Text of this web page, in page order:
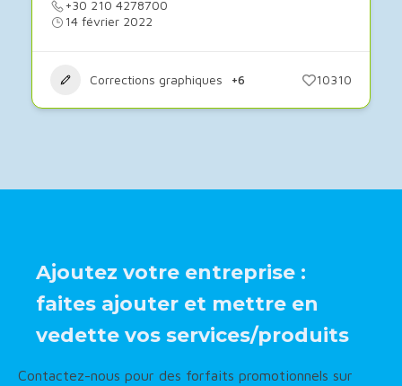
+30 210 4278700
14 février 2022
Corrections graphiques +6 10310
Ajoutez votre entreprise :
faites ajouter et mettre en
vedette vos services/produits
Contactez-nous pour des forfaits promotionnels sur